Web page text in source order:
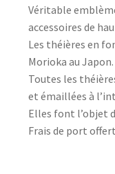
Véritable
accessoires de
Les théières en
Morioka au Japon.
Toutes les
et émaillées à
Elles font l’objet
Frais de port